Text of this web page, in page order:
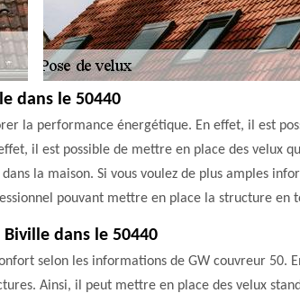
dans le 50440
la performance énergétique. En effet, il est
il est possible de mettre en place des velux
la maison. Si vous voulez de plus amples
pouvant mettre en place la structure en
dans le 50440
selon les informations de GW couvreur 50.
Ainsi, il peut mettre en place des velux